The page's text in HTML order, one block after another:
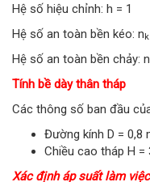
Hệ số hiệu chỉnh: h = 1
Hệ số an toàn bền kéo: n k
Hệ số an toàn bền chảy: n
Tính bề dày thân tháp
Các thông số ban đầu
Đường kính D = 0,8
Chiều cao tháp H =
Xác định áp suất làm